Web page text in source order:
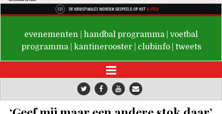
De Valken
evenementen handbal programma
voetbal
programma
kantinerooster clubinfo tweets